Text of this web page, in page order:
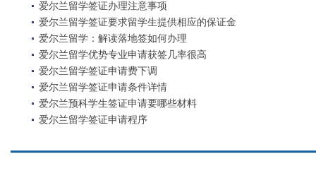
爱尔兰留学签证办理注意事项
爱尔兰留学签证要求留学生提供相应的保证金
爱尔兰留学：解读落地签如何办理
爱尔兰留学优势专业申请获签几率很高
爱尔兰留学签证申请费下调
爱尔兰留学签证申请条件详情
爱尔兰预科学生签证申请要哪些材料
爱尔兰留学签证申请程序